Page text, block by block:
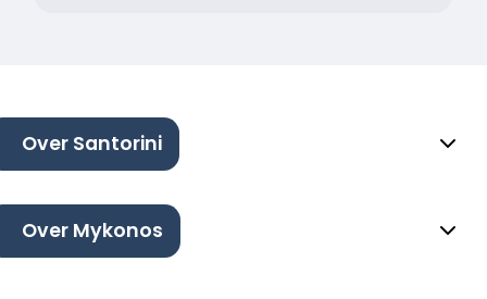
Over Santorini
Over Mykonos